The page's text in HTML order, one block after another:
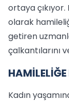
ortaya çıkıyor.
olarak
getiren
çalkantılarını
Kadın